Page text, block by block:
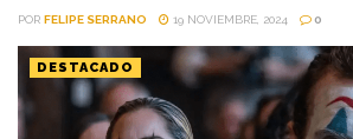
POR FELIPE SERRANO 19 NOVIEMBRE, 2024 0
DESTACADO